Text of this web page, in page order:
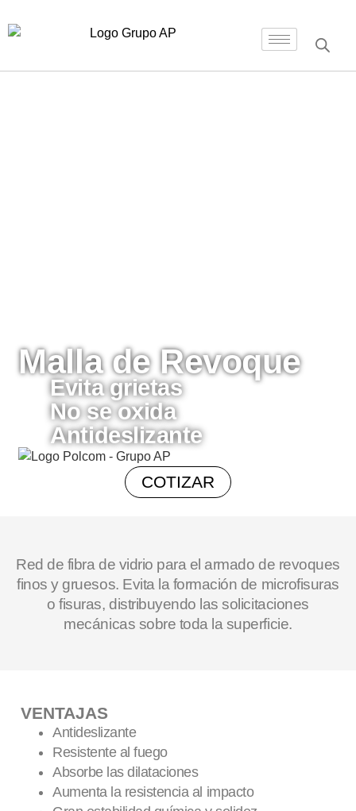
Malla de Revoque
Evita grietas
No se oxida
Antideslizante
COTIZAR
Red de fibra de vidrio para el armado de revoques
finos y gruesos. Evita la formación de microfisuras
o fisuras, distribuyendo las solicitaciones
mecánicas sobre toda la superficie.
VENTAJAS
Antideslizante
Resistente al fuego
Absorbe las dilataciones
Aumenta la resistencia al impacto